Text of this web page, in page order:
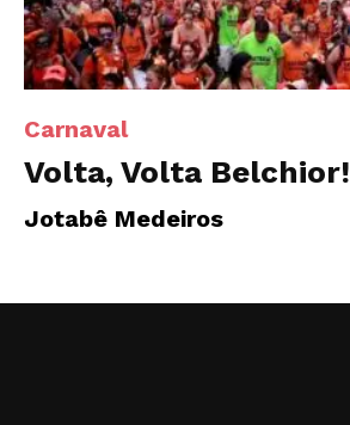
Carnaval
Volta, Volta Belchior!
Jotabê Medeiros